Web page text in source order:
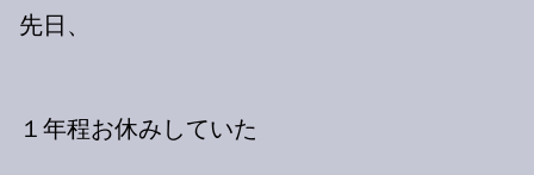
先日、
１年程お休みしていた